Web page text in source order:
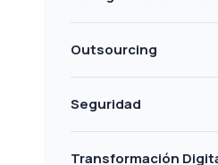
Outsourcing
Seguridad
Transformación